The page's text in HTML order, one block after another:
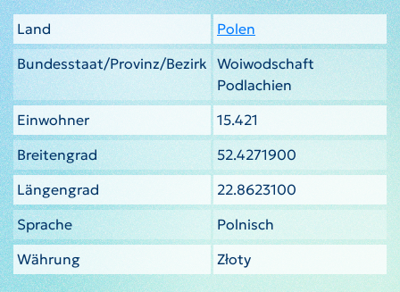
Land
Polen
Bundesstaat/Provinz/Bezirk Woiwodschaft
Podlachien
Einwohner
15.421
Breitengrad
52.4271900
Längengrad
22.8623100
Sprache
Polnisch
Währung
Złoty